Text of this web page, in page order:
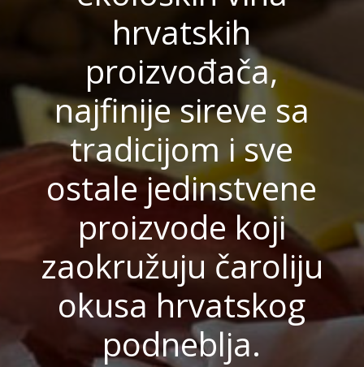
hrvatskih
proizvođača,
najfinije sireve sa
tradicijom i sve
ostale jedinstvene
proizvode koji
zaokružuju čaroliju
okusa hrvatskog
podneblja.